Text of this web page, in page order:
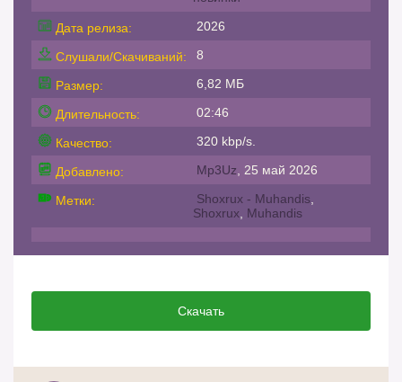
Дата релиза: 2026
Слушали/Скачиваний: 8
Размер: 6,82 МБ
Длительность: 02:46
Качество: 320 kbp/s.
Добавлено: Mp3Uz , 25 май 2026
Метки: Shoxrux - Muhandis
Shoxrux
Muhandis
Скачать